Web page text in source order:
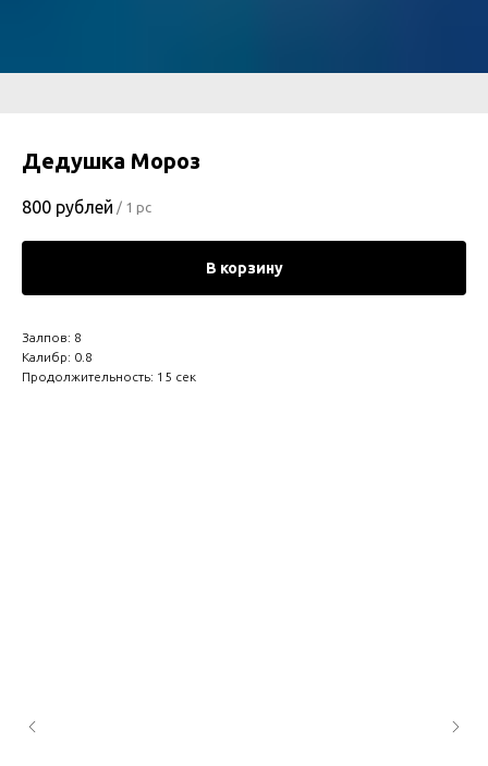
Дедушка Мороз
800 рублей / 1 pc
В корзину
Залпов: 8
Калибр: 0.8
Продолжительность: 15 сек